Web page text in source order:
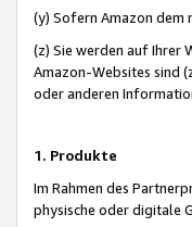
(y) Sofern Amazon dem
(z) Sie werden auf Ihrer
Amazon-Websites sind
oder anderen
1. Produkte
Im Rahmen des
physische oder digitale